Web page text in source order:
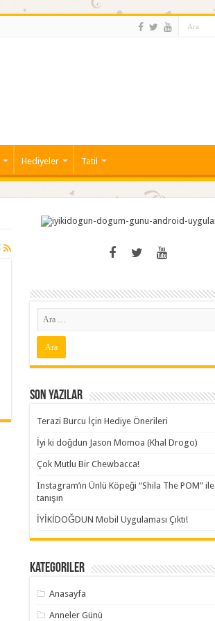
Hediyeler Tatil
Son Yazılar
Terazi Burcu İçin Hediye Önerileri
İyi ki doğdun Jason Momoa (Khal Drogo)
Çok Mutlu Bir Chewbacca!
Instagram’ın Ünlü Köpeği “Shila The POM” ile
tanışın
İYİKİDOĞDUN Mobil Uygulaması Çıktı!
Kategoriler
Anasayfa
Anneler Günü